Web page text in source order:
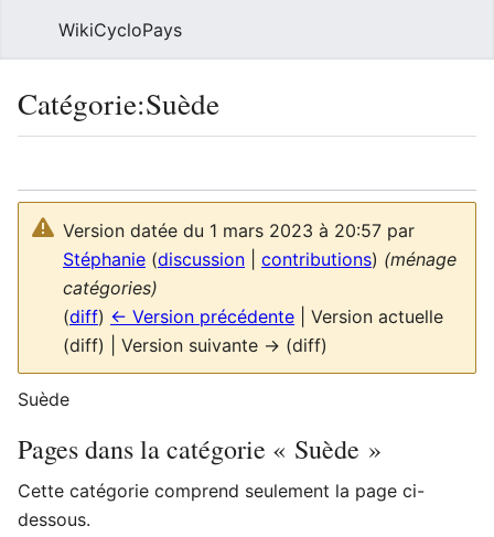
WikiCycloPays
Catégorie:Suède
Version datée du 1 mars 2023 à 20:57 par
Stéphanie (discussion contributions) (ménage
catégories)
(diff) ← Version précédente | Version actuelle
(diff) | Version suivante → (diff)
Suède
Pages dans la catégorie « Suède »
Cette catégorie comprend seulement la page ci-
dessous.